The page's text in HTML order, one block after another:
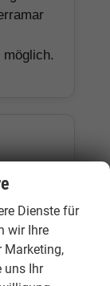
möglich.
und
Dienste für
wir Ihre
Marketing,
uns Ihr